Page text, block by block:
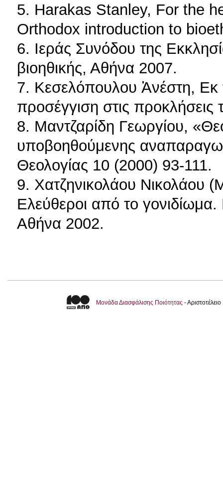
5. Harakas Stanley, For the
Orthodox introduction to
6. Ιεράς Συνόδου της
βιοηθικής, Αθήνα 2007.
7. Κεσελόπουλου Ἀνέστη, Εκ
προσέγγιση στις προκλήσεις
8. Μαντζαρίδη Γεωργίου,
υποβοηθούμενης
Θεολογίας 10 (2000) 93-111.
9. Χατζηνικολάου Νικολάου
Ελεύθεροι από το
Αθήνα 2002.
Μονάδα Διασφάλισης Ποιότητας -